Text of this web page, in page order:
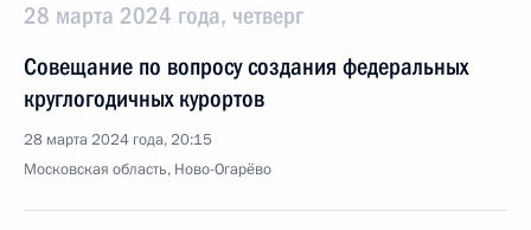
28 марта 2024 года, четверг
Совещание по вопросу создания федеральных
круглогодичных курортов
28 марта 2024 года, 20:15
Московская область, Ново-Огарёво